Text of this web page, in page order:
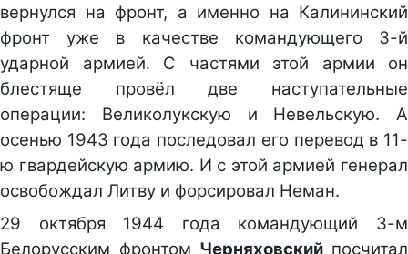
вернулся на фронт, а именно на Калининский
фронт уже в качестве командующего 3-й
ударной армией. С частями этой армии он
блестяще провёл две наступательные
операции: Великолукскую и Невельскую. А
осенью 1943 года последовал его перевод в 11-
ю гвардейскую армию. И с этой армией генерал
освобождал Литву и форсировал Неман.
29 октября 1944 года командующий 3-м
Белорусским фронтом Черняховский посчитал